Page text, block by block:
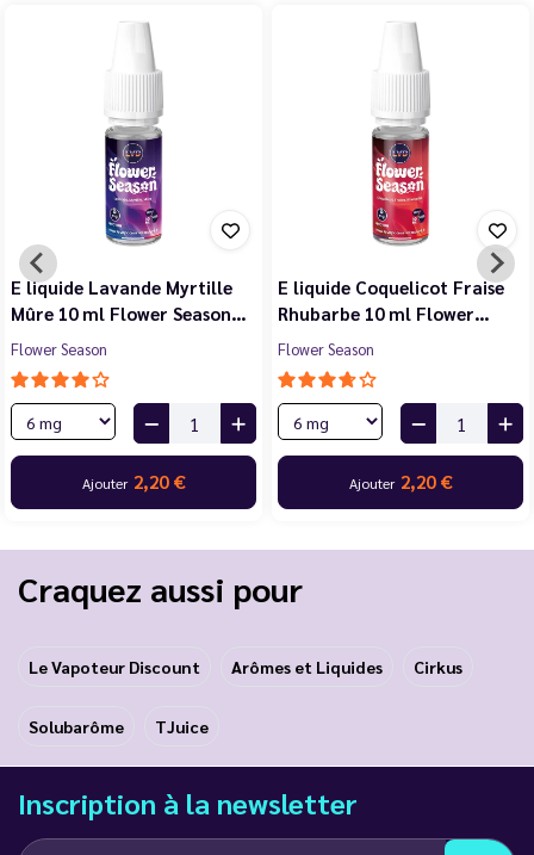
E liquide Violette Cerise
Noire Cassis 10 ml Flower…
Flower Season
Ajouter 2,20 €
E liquide Jasmin Pêche
Blanche Abricot 10 ml…
Flower Season
Ajouter 2,20 €
Craquez aussi pour
Le Vapoteur Discount Arômes et Liquides Cirkus
Solubarôme TJuice
Inscription à la newsletter